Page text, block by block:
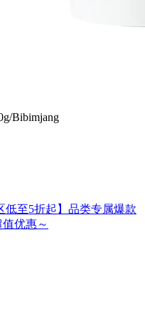
Bibimjang
低至5折起】品类专属爆款
优惠～